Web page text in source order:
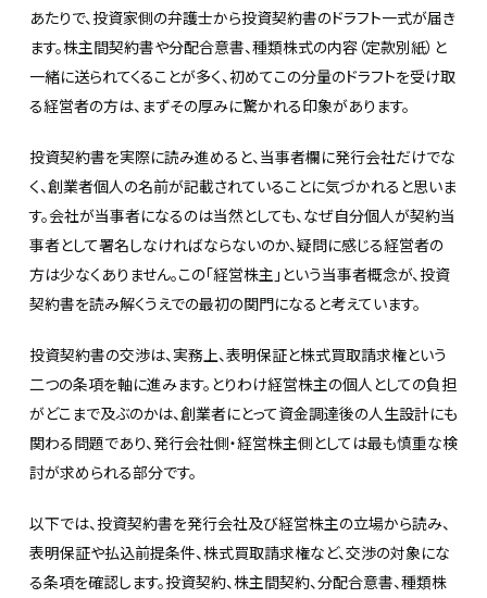
あたりで、投資家側の弁護士から投資契約書のドラフト一式が届き
ます。株主間契約書や分配合意書、種類株式の内容（定款別紙）と
一緒に送られてくることが多く、初めてこの分量のドラフトを受け取
る経営者の方は、まずその厚みに驚かれる印象があります。
投資契約書を実際に読み進めると、当事者欄に発行会社だけでな
く、創業者個人の名前が記載されていることに気づかれると思いま
す。会社が当事者になるのは当然としても、なぜ自分個人が契約当
事者として署名しなければならないのか、疑問に感じる経営者の
方は少なくありません。この「経営株主」という当事者概念が、投資
契約書を読み解くうえでの最初の関門になると考えています。
投資契約書の交渉は、実務上、表明保証と株式買取請求権という
二つの条項を軸に進みます。とりわけ経営株主の個人としての負担
がどこまで及ぶのかは、創業者にとって資金調達後の人生設計にも
関わる問題であり、発行会社側・経営株主側としては最も慎重な検
討が求められる部分です。
以下では、投資契約書を発行会社及び経営株主の立場から読み、
表明保証や払込前提条件、株式買取請求権など、交渉の対象にな
る条項を確認します。投資契約、株主間契約、分配合意書、種類株